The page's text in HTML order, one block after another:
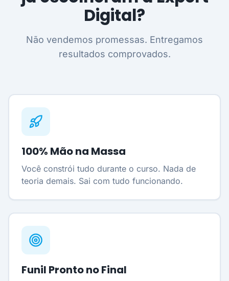
Digital?
Não vendemos promessas. Entregamos
resultados comprovados.
100% Mão na Massa
Você constrói tudo durante o curso. Nada de
teoria demais. Sai com tudo funcionando.
Funil Pronto no Final